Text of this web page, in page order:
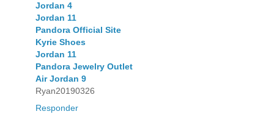
Jordan 4
Jordan 11
Pandora Official Site
Kyrie Shoes
Jordan 11
Pandora Jewelry Outlet
Air Jordan 9
Ryan20190326
Responder